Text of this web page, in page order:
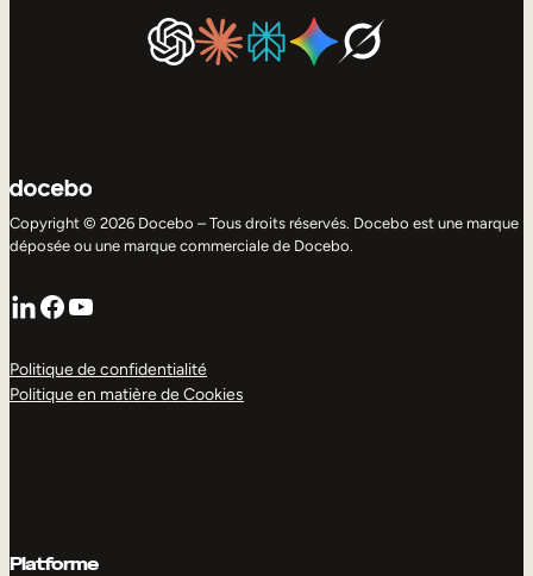
Copyright © 2026 Docebo – Tous droits réservés. Docebo est une marque
déposée ou une marque commerciale de Docebo.
LinkedIn
Facebook
YouTube
Politique de confidentialité
Politique en matière de Cookies
Platforme